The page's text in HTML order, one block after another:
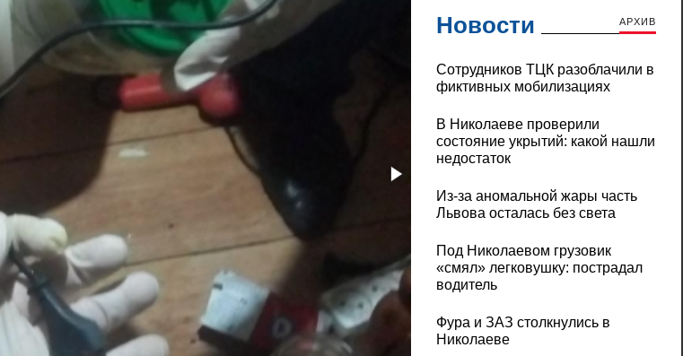
Новости АРХИВ
Сотрудников ТЦК разоблачили в
фиктивных мобилизациях
В Николаеве проверили
состояние укрытий: какой нашли
недостаток
Из-за аномальной жары часть
Львова осталась без света
Под Николаевом грузовик
«смял» легковушку: пострадал
водитель
Фура и ЗАЗ столкнулись в
Николаеве